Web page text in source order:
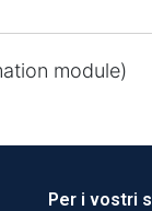
module)
Per i vostri